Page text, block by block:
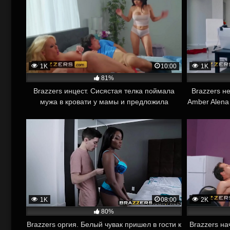
1K
10:00
81%
Brazzers инцест. Сисястая телка поймала
мужа в кровати у мамы и предложила
1K
Brazzers
Amber
1K
08:00
80%
Brazzers оргия. Белый чувак пришел в гости к
2K
Brazzers